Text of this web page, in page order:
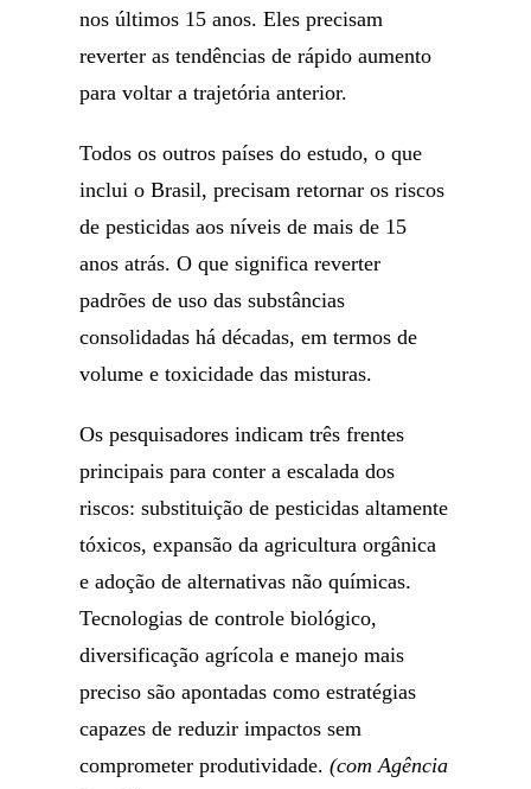
nos últimos 15 anos. Eles precisam
reverter as tendências de rápido aumento
para voltar a trajetória anterior.
Todos os outros países do estudo, o que
inclui o Brasil, precisam retornar os riscos
de pesticidas aos níveis de mais de 15
anos atrás. O que significa reverter
padrões de uso das substâncias
consolidadas há décadas, em termos de
volume e toxicidade das misturas.
Os pesquisadores indicam três frentes
principais para conter a escalada dos
riscos: substituição de pesticidas altamente
tóxicos, expansão da agricultura orgânica
e adoção de alternativas não químicas.
Tecnologias de controle biológico,
diversificação agrícola e manejo mais
preciso são apontadas como estratégias
capazes de reduzir impactos sem
comprometer produtividade.(com Agência